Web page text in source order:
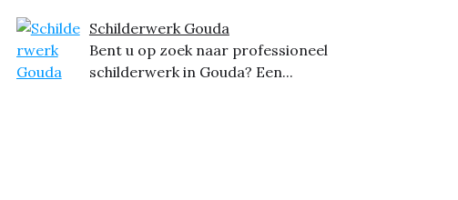
Schilderwerk Gouda
Bent u op zoek naar professioneel
schilderwerk in Gouda? Een...